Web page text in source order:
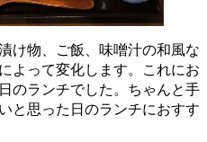
け物、ご飯、味噌汁の和風な
よって変化します。これにお
のランチでした。ちゃんと手
と思った日のランチにおすす